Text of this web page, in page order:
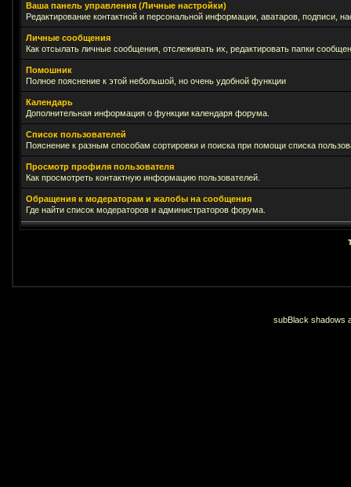
Ваша панель управления (Личные настройки)
Редактирование контактной и персональной информации, аватаров, подписи,
Личные сообщения
Как отсылать личные сообщения, отслеживать их, редактировать папки
Помошник
Полное пояснение к этой небольшой, но очень удобной функции
Календарь
Дополнительная информация о функции календаря форума.
Список пользователей
Пояснение к разным способам сортировки и поиска при помощи списка
Просмотр профиля пользователя
Как просмотреть контактную информацию пользователей.
Обращения к модераторам и жалобы на сообщения
Где найти список модераторов и администраторов форума.
subBlack shadows